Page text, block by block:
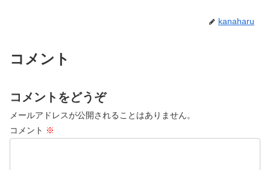
kanaharu
コメント
コメントをどうぞ
メールアドレスが公開されることはありません。
コメント ※